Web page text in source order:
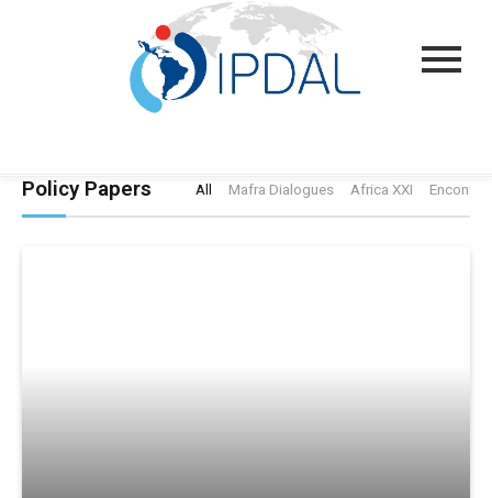
Policy Papers All Mafra Dialogues Africa XXI